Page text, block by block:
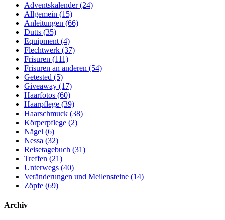
Adventskalender (24)
Allgemein (15)
Anleitungen (66)
Dutts (35)
Equipment (4)
Flechtwerk (37)
Frisuren (111)
Frisuren an anderen (54)
Getested (5)
Giveaway (17)
Haarfotos (60)
Haarpflege (39)
Haarschmuck (38)
Körperpflege (2)
Nägel (6)
Nessa (32)
Reisetagebuch (31)
Treffen (21)
Unterwegs (40)
Veränderungen und Meilensteine (14)
Zöpfe (69)
Archiv